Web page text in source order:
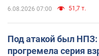
6.08.2026 07:00 51,7 т.
Под атакой был НПЗ:
прогремела серия